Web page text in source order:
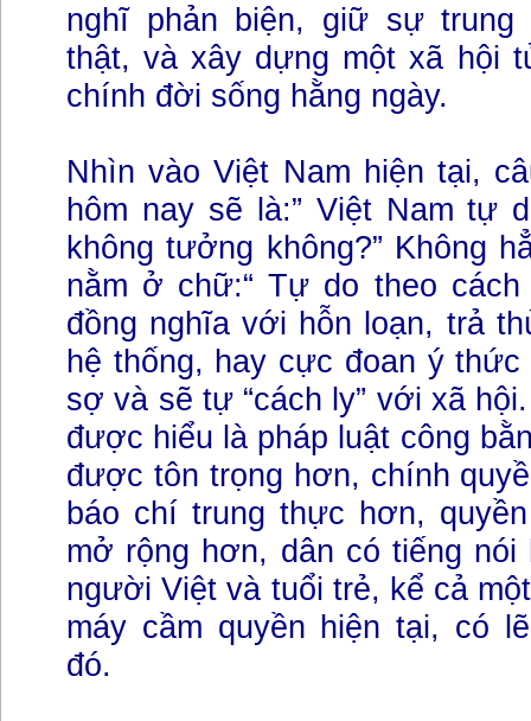
nghĩ phản biện, giữ sự
thật, và xây dựng một xã hội
chính đời sống hằng ngày.
Nhìn vào Việt Nam hiện tại,
hôm nay sẽ là:” Việt Nam tự
không tưởng không?” Không
nằm ở chữ:“ Tự do theo cách
đồng nghĩa với hỗn loạn, trả
hệ thống, hay cực đoan ý
sợ và sẽ tự “cách ly” với xã
được hiểu là pháp luật công
được tôn trọng hơn, chính
báo chí trung thực hơn,
mở rộng hơn, dân có tiếng
người Việt và tuổi trẻ, kể cả
máy cầm quyền hiện tại, có
đó.